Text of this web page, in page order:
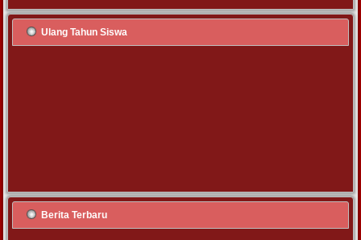
Ulang Tahun Siswa
Berita Terbaru